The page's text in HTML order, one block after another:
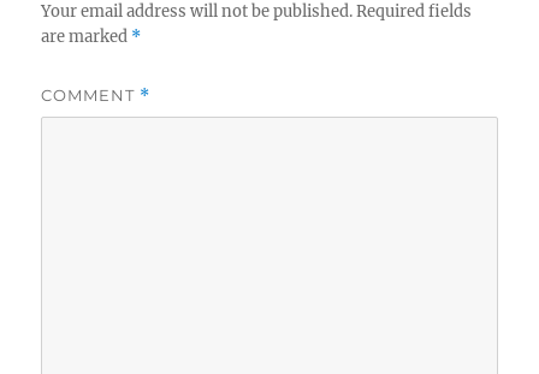
Your email address will not be published. Required fields
are marked *
COMMENT *